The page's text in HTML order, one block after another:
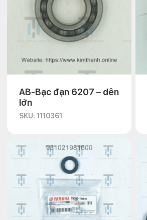
AB-Bạc đạn 6207 – dên
lớn
SKU: 1110361